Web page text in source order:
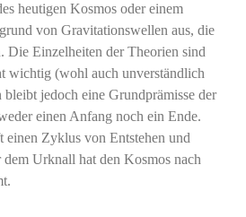
heutigen Kosmos oder einem
von Gravitationswellen aus, die
Die Einzelheiten der Theorien sind
wichtig (wohl auch unverständlich
jedoch eine Grundprämisse der
einen Anfang noch ein Ende.
einen Zyklus von Entstehen und
Urknall hat den Kosmos nach